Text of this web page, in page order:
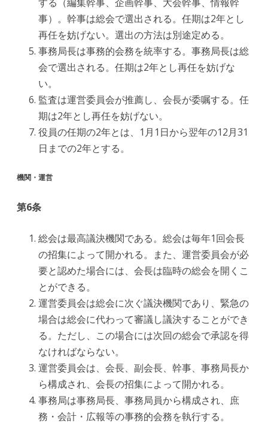
事）。幹事は総会で選出される。任期は2年とし
再任を妨げない。選出の方法は別途定める。
事務局長は事務的会務を統率する。事務局長は総
会で選出される。任期は2年とし再任を妨げな
い。
監査は運営委員会が推薦し、会長が委嘱する。任
期は2年とし再任を妨げない。
役員の任期の2年とは、1月1日から翌年の12月31
日までの2年とする。
機関・運営
第6条
総会は最高議決機関である。総会は毎年1回会長
の招集によって開かれる。また、運営委員会が必
要と認めた場合には、会長は臨時の総会を開くこ
とができる。
運営委員会は総会に次ぐ議決機関であり、緊急の
場合は総会に代わって審議し議決することができ
る。ただし、この場合には次回の総会で承認を得
なければならない。
運営委員会は、会長、副会長、幹事、事務局長か
ら構成され、会長の招集によって開かれる。
事務局は事務局長、事務局員から構成され、庶
務・会計・広報等の事務的会務を執行する。